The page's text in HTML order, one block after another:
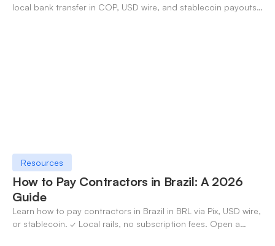
local bank transfer in COP, USD wire, and stablecoin payouts.
Resources
How to Pay Contractors in Brazil: A 2026
Guide
Learn how to pay contractors in Brazil in BRL via Pix, USD wire,
or stablecoin. ✓ Local rails, no subscription fees. Open a